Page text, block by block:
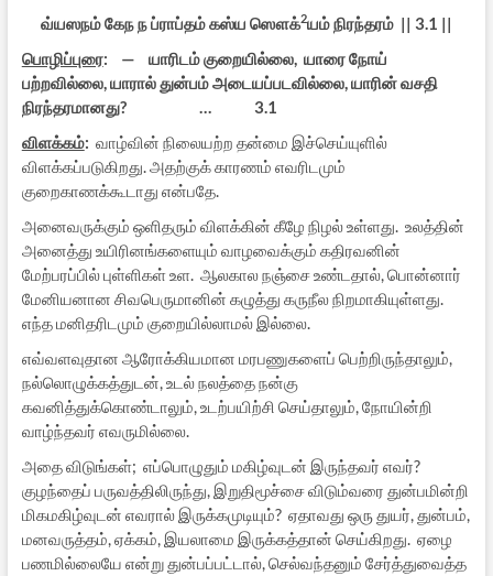
வ்யஸநம் கேந ந ப்ராப்தம் கஸ்ய ஸௌக்2யம் நிரந்தரம் || 3.1 ||
பொழிப்புரை: — யாரிடம் குறையில்லை, யாரை நோய்
பற்றவில்லை, யாரால் துன்பம் அடையப்படவில்லை, யாரின் வசதி
நிரந்தரமானது? … 3.1
விளக்கம்: வாழ்வின் நிலையற்ற தன்மை இச்செய்யுளில்
விளக்கப்படுகிறது. அதற்குக் காரணம் எவரிடமும்
குறைகாணக்கூடாது என்பதே.
அனைவருக்கும் ஒளிதரும் விளக்கின் கீழே நிழல் உள்ளது. உலத்தின்
அனைத்து உயிரினங்களையும் வாழவைக்கும் கதிரவனின்
மேற்பரப்பில் புள்ளிகள் உள. ஆலகால நஞ்சை உண்டதால், பொன்னார்
மேனியனான சிவபெருமானின் கழுத்து கருநீல நிறமாகியுள்ளது.
எந்த மனிதரிடமும் குறையில்லாமல் இல்லை.
எவ்வளவுதான ஆரோக்கியமான மரபணுகளைப் பெற்றிருந்தாலும்,
நல்லொழுக்கத்துடன், உடல் நலத்தை நன்கு
கவனித்துக்கொண்டாலும், உடற்பயிற்சி செய்தாலும், நோயின்றி
வாழ்ந்தவர் எவருமில்லை.
அதை விடுங்கள்; எப்பொழுதும் மகிழ்வுடன் இருந்தவர் எவர்?
குழந்தைப் பருவத்திலிருந்து, இறுதிமூச்சை விடும்வரை துன்பமின்றி
மிகமகிழ்வுடன் எவரால் இருக்கமுடியும்? ஏதாவது ஒரு துயர், துன்பம்,
மனவருத்தம், ஏக்கம், இயலாமை இருக்கத்தான் செய்கிறது. ஏழை
பணமில்லையே என்று துன்பப்பட்டால், செல்வந்தனும் சேர்த்துவைத்த